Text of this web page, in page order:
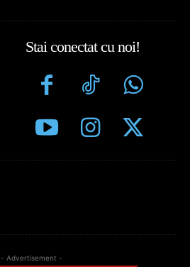
Stai conectat cu noi!
- Advertisement -